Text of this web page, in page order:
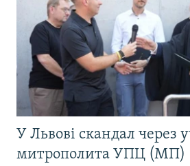
У Львові скандал через
митрополита УПЦ (МП)